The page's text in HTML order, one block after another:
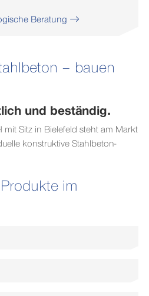
Beratung
– bauen
und beständig.
Sitz in Bielefeld steht am Markt
konstruktive Stahlbeton-
im